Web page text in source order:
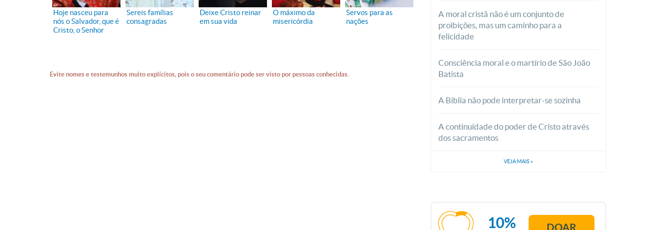
Hoje nasceu para
nós o Salvador, que é
Cristo, o Senhor
Sereis famílias
consagradas
Deixe Cristo reinar
em sua vida
O máximo da
misericórdia
Servos para as
nações
Evite nomes e testemunhos muito explícitos, pois o seu comentário pode ser visto por pessoas conhecidas.
A moral cristã não é um conjunto de
proibições, mas um caminho para a
felicidade
Consciência moral e o martírio de São João
Batista
A Bíblia não pode interpretar-se sozinha
A continuidade do poder de Cristo através
dos sacramentos
VEJA MAIS »
10% DOAR